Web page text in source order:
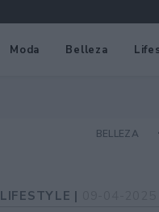
Moda Belleza
BELLEZA
LIFESTYLE |